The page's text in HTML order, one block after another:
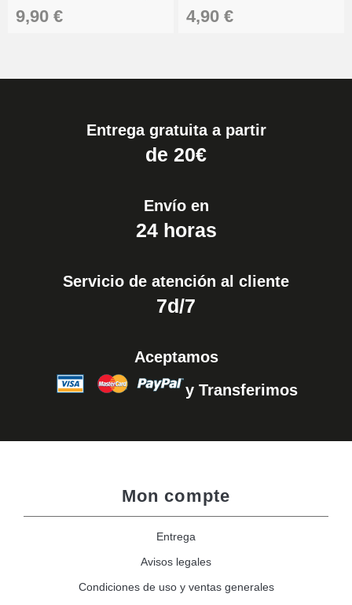
9,90 € 4,90 €
Entrega gratuita a partir
de 20€
Envío en
24 horas
Servicio de atención al cliente
7d/7
Aceptamos
y Transferimos
Mon compte
Entrega
Avisos legales
Condiciones de uso y ventas generales